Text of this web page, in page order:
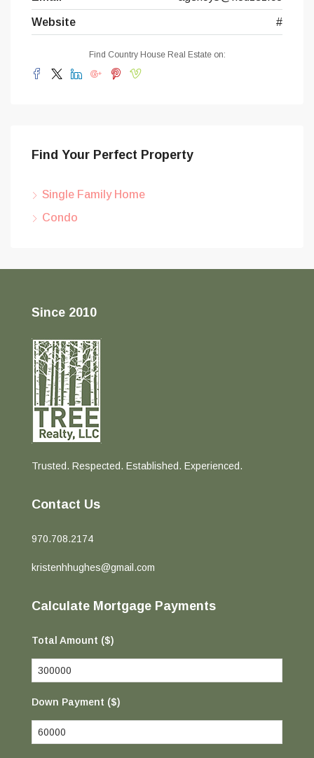
Website #
Find Country House Real Estate on:
Find Your Perfect Property
Single Family Home
Condo
Since 2010
Trusted. Respected. Established. Experienced.
Contact Us
970.708.2174
kristenhhughes@gmail.com
Calculate Mortgage Payments
Total Amount ($)
Down Payment ($)